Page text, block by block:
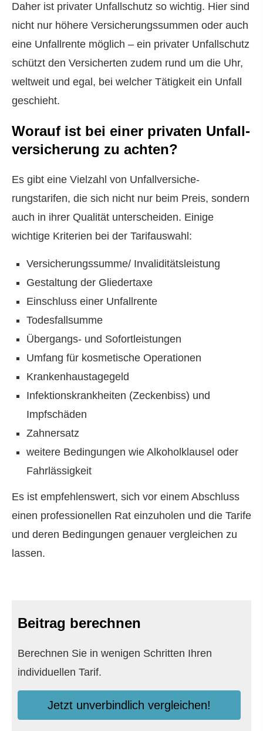
Daher ist privater Unfallschutz so wichtig. Hier sind
nicht nur höhere Versicherungssummen oder auch
eine Unfallrente möglich – ein privater Unfallschutz
schützt den Versicherten zudem rund um die Uhr,
weltweit und egal, bei welcher Tätigkeit ein Unfall
geschieht.
Worauf ist bei einer privaten Unfall­
ver­si­che­rung zu achten?
Es gibt eine Vielzahl von Unfall­ver­si­che­
rungstarifen, die sich nicht nur beim Preis, sondern
auch in ihrer Qualität unterscheiden. Einige
wichtige Kriterien bei der Tarifauswahl:
Versicherungssumme/ Invaliditätsleistung
Gestaltung der Gliedertaxe
Einschluss einer Unfallrente
Todesfallsumme
Übergangs- und Sofortleistungen
Umfang für kosmetische Operationen
Krankenhaustagegeld
Infektionskrankheiten (Zeckenbiss) und
Impfschäden
Zahnersatz
weitere Bedingungen wie Alkoholklausel oder
Fahrlässigkeit
Es ist empfehlenswert, sich vor einem Abschluss
einen professionellen Rat einzuholen und die Tarife
und deren Bedingungen genauer ver­gleichen zu
lassen.
Beitrag berechnen
Berechnen Sie in wenigen Schritten Ihren
individuellen Tarif.
Jetzt unverbindlich ver­gleichen!